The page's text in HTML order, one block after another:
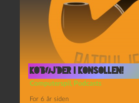
Ko’bøj’der i konsollen!
Computerspil , Podcasts
For 6 år siden